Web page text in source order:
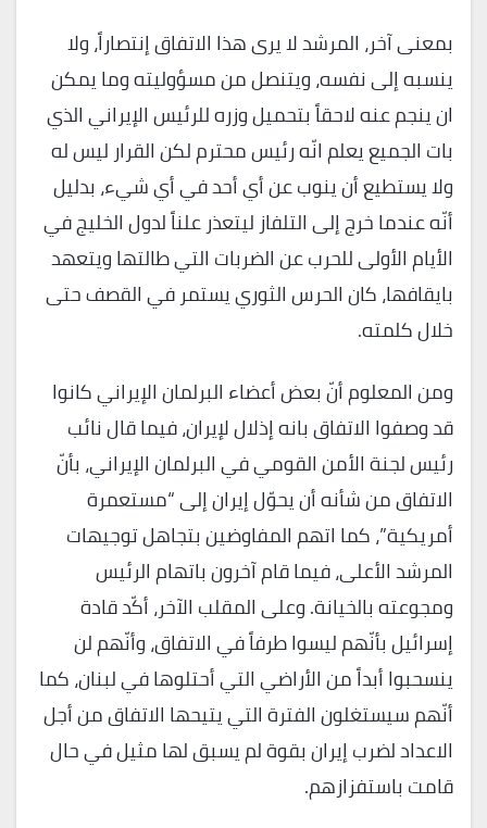
بمعنى آخر، المرشد لا يرى هذا الاتفاق إنتصاراً، ولا
ينسبه إلى نفسه، ويتنصل من مسؤوليته وما يمكن
ان ينجم عنه لاحقاً بتحميل وزره للرئيس الإيراني الذي
بات الجميع يعلم انّه رئيس محترم لكن القرار ليس له
ولا يستطيع أن ينوب عن أي أحد في أي شيء، بدليل
أنّه عندما خرج إلى التلفاز ليتعذر علناً لدول الخليج في
الأيام الأولى للحرب عن الضربات التي طالتها ويتعهد
بايقافها، كان الحرس الثوري يستمر في القصف حتى
خلال كلمته.
ومن المعلوم أنّ بعض أعضاء البرلمان الإيراني كانوا
قد وصفوا الاتفاق بانه إذلال لإيران، فيما قال نائب
رئيس لجنة الأمن القومي في البرلمان الإيراني، بأنّ
الاتفاق من شأنه أن يحوّل إيران إلى “مستعمرة
أمريكية”، كما اتهم المفاوضين بتجاهل توجيهات
المرشد الأعلى، فيما قام آخرون باتهام الرئيس
ومجوعته بالخيانة. وعلى المقلب الآخر، أكّد قادة
إسرائيل بأنّهم ليسوا طرفاً في الاتفاق، وأنّهم لن
ينسحبوا أبداً من الأراضي التي أحتلوها في لبنان، كما
أنّهم سيستغلون الفترة التي يتيحها الاتفاق من أجل
الاعداد لضرب إيران بقوة لم يسبق لها مثيل في حال
قامت باستفزازهم.